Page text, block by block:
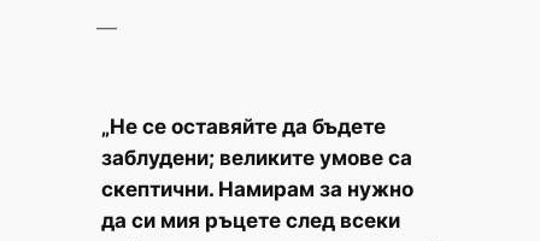
—
„Не се оставяйте да бъдете
заблудени; великите умове са
скептични. Намирам за нужно
да си мия ръцете след всеки